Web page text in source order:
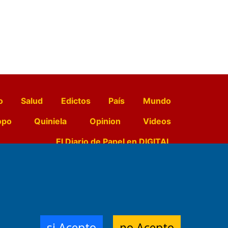
Salud Edictos País
Mundo
Quiniela Opinion
Videos
El Diario de Papel en DIGITAL